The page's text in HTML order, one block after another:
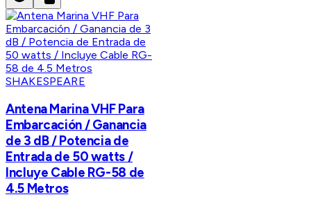
SHAKESPEARE
Antena Marina VHF Para
Embarcación / Ganancia
de 3 dB / Potencia de
Entrada de 50 watts /
Incluye Cable RG-58 de
4.5 Metros